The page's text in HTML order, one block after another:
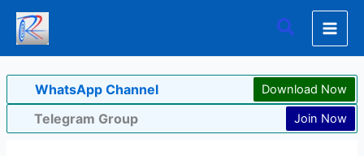
Skip
content
Search
WhatsApp Channel Download Now
Telegram Group Join Now